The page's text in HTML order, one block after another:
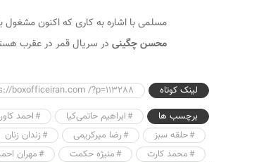
مسلمی با اشاره به کاری که اکنون
محسن چگینی در سریالقمر در عقرب
لینک کوتاه
boxofficeiran.com /?p=113288
برچسب ها
ابراهیم حاتمی‌کیا احمد
حلقه سبز
رضا میرکریمی زندان زنان
محمد کارت
منیژه حکمت مهران